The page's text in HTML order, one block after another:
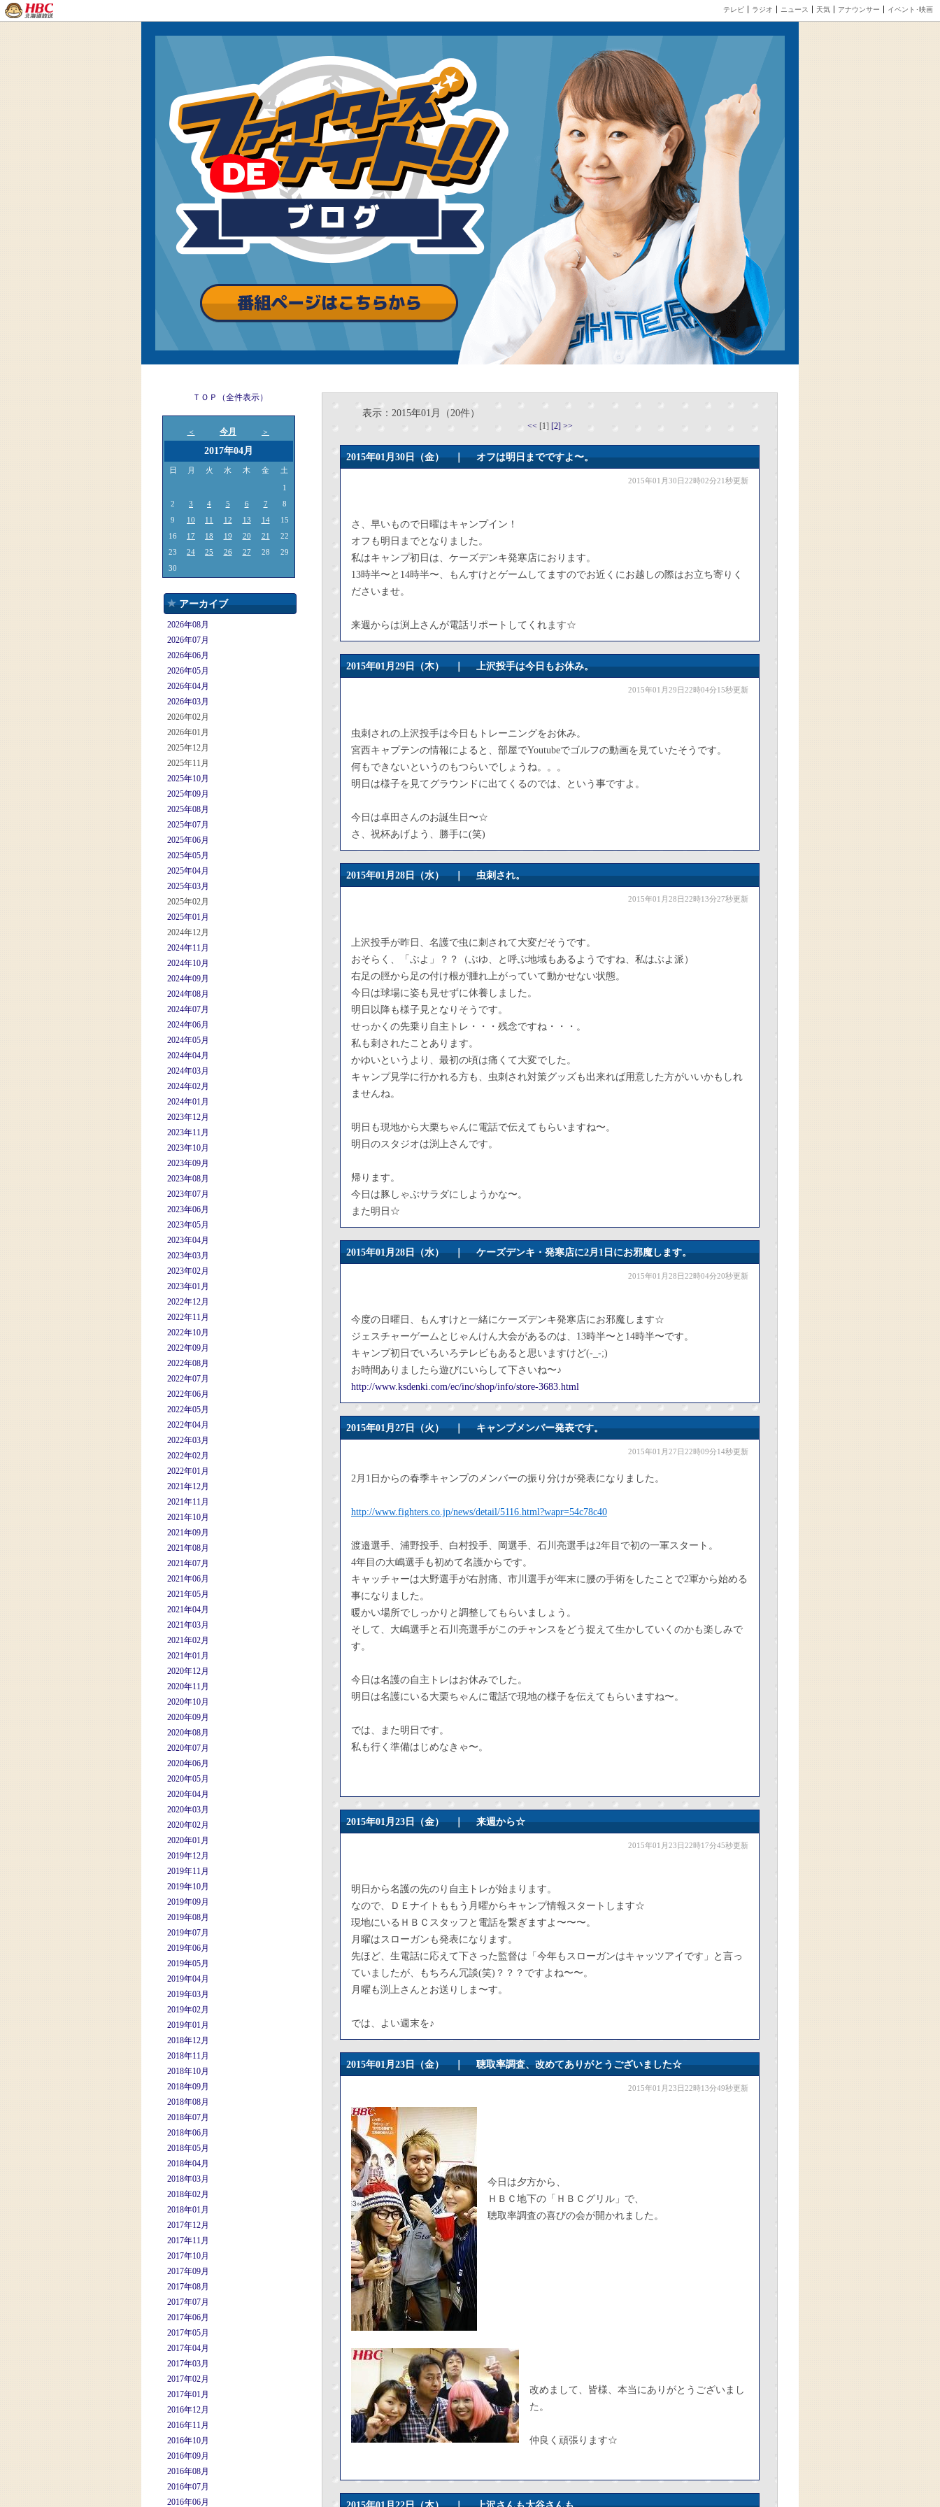
テレビ ラジオ ニュース 天気 アナウンサー イベント･映画
ＴＯＰ（全件表示）
＜ 今月 ＞
2017年04月
日 月 火 水 木 金 土
1
2
3 4 5 6 7
8
9
10 11 12 13 14
15
16
17 18 19 20 21
22
23
24 25 26 27 28
29
30
アーカイブ
2026年08月
2026年07月
2026年06月
2026年05月
2026年04月
2026年03月
2026年02月
2026年01月
2025年12月
2025年11月
2025年10月
2025年09月
2025年08月
2025年07月
2025年06月
2025年05月
2025年04月
2025年03月
2025年02月
2025年01月
2024年12月
2024年11月
2024年10月
2024年09月
2024年08月
2024年07月
2024年06月
2024年05月
2024年04月
2024年03月
2024年02月
2024年01月
2023年12月
2023年11月
2023年10月
2023年09月
2023年08月
2023年07月
2023年06月
2023年05月
2023年04月
2023年03月
2023年02月
2023年01月
2022年12月
2022年11月
2022年10月
2022年09月
2022年08月
2022年07月
2022年06月
2022年05月
2022年04月
2022年03月
2022年02月
2022年01月
2021年12月
2021年11月
2021年10月
2021年09月
2021年08月
2021年07月
2021年06月
2021年05月
2021年04月
2021年03月
2021年02月
2021年01月
2020年12月
2020年11月
2020年10月
2020年09月
2020年08月
2020年07月
2020年06月
2020年05月
2020年04月
2020年03月
2020年02月
2020年01月
2019年12月
2019年11月
2019年10月
2019年09月
2019年08月
2019年07月
2019年06月
2019年05月
2019年04月
2019年03月
2019年02月
2019年01月
2018年12月
2018年11月
2018年10月
2018年09月
2018年08月
2018年07月
2018年06月
2018年05月
2018年04月
2018年03月
2018年02月
2018年01月
2017年12月
2017年11月
2017年10月
2017年09月
2017年08月
2017年07月
2017年06月
2017年05月
2017年04月
2017年03月
2017年02月
2017年01月
2016年12月
2016年11月
2016年10月
2016年09月
2016年08月
2016年07月
2016年06月
表示：2015年01月（20件）
<< [1] [2] >>
2015年01月30日（金） ｜オフは明日までですよ〜。
2015年01月30日22時02分21秒更新
さ、早いもので日曜はキャンプイン！
オフも明日までとなりました。
私はキャンプ初日は、ケーズデンキ発寒店におります。
13時半〜と14時半〜、もんすけとゲームしてますのでお近くにお越しの際はお立ち寄りく
ださいませ。
来週からは渕上さんが電話リポートしてくれます☆
2015年01月29日（木） ｜上沢投手は今日もお休み。
2015年01月29日22時04分15秒更新
虫刺されの上沢投手は今日もトレーニングをお休み。
宮西キャプテンの情報によると、部屋でYoutubeでゴルフの動画を見ていたそうです。
何もできないというのもつらいでしょうね。。。
明日は様子を見てグラウンドに出てくるのでは、という事ですよ。
今日は卓田さんのお誕生日〜☆
さ、祝杯あげよう、勝手に(笑)
2015年01月28日（水） ｜虫刺され。
2015年01月28日22時13分27秒更新
上沢投手が昨日、名護で虫に刺されて大変だそうです。
おそらく、「ぶよ」？？（ぶゆ、と呼ぶ地域もあるようですね、私はぶよ派）
右足の脛から足の付け根が腫れ上がっていて動かせない状態。
今日は球場に姿も見せずに休養しました。
明日以降も様子見となりそうです。
せっかくの先乗り自主トレ・・・残念ですね・・・。
私も刺されたことあります。
かゆいというより、最初の頃は痛くて大変でした。
キャンプ見学に行かれる方も、虫刺され対策グッズも出来れば用意した方がいいかもしれ
ませんね。
明日も現地から大栗ちゃんに電話で伝えてもらいますね〜。
明日のスタジオは渕上さんです。
帰ります。
今日は豚しゃぶサラダにしようかな〜。
また明日☆
2015年01月28日（水） ｜ケーズデンキ・発寒店に2月1日にお邪魔します。
2015年01月28日22時04分20秒更新
今度の日曜日、もんすけと一緒にケーズデンキ発寒店にお邪魔します☆
ジェスチャーゲームとじゃんけん大会があるのは、13時半〜と14時半〜です。
キャンプ初日でいろいろテレビもあると思いますけど(-_-;)
お時間ありましたら遊びにいらして下さいね〜♪
http://www.ksdenki.com/ec/inc/shop/info/store-3683.html
2015年01月27日（火） ｜キャンプメンバー発表です。
2015年01月27日22時09分14秒更新
2月1日からの春季キャンプのメンバーの振り分けが発表になりました。
http://www.fighters.co.jp/news/detail/5116.html?wapr=54c78c40
渡邉選手、浦野投手、白村投手、岡選手、石川亮選手は2年目で初の一軍スタート。
4年目の大嶋選手も初めて名護からです。
キャッチャーは大野選手が右肘痛、市川選手が年末に腰の手術をしたことで2軍から始める
事になりました。
暖かい場所でしっかりと調整してもらいましょう。
そして、大嶋選手と石川亮選手がこのチャンスをどう捉えて生かしていくのかも楽しみで
す。
今日は名護の自主トレはお休みでした。
明日は名護にいる大栗ちゃんに電話で現地の様子を伝えてもらいますね〜。
では、また明日です。
私も行く準備はじめなきゃ〜。
2015年01月23日（金） ｜来週から☆
2015年01月23日22時17分45秒更新
明日から名護の先のり自主トレが始まります。
なので、ＤＥナイトももう月曜からキャンプ情報スタートします☆
現地にいるＨＢＣスタッフと電話を繋ぎますよ〜〜〜。
月曜はスローガンも発表になります。
先ほど、生電話に応えて下さった監督は「今年もスローガンはキャッツアイです」と言っ
ていましたが、もちろん冗談(笑)？？？ですよね〜〜。
月曜も渕上さんとお送りしま〜す。
では、よい週末を♪
2015年01月23日（金） ｜聴取率調査、改めてありがとうございました☆
2015年01月23日22時13分49秒更新
今日は夕方から、
ＨＢＣ地下の「ＨＢＣグリル」で、
聴取率調査の喜びの会が開かれました。
改めまして、皆様、本当にありがとうございまし
た。
仲良く頑張ります☆